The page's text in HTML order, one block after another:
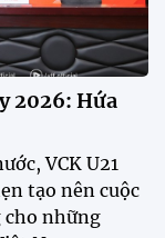
mua vé xem
ở bán kết